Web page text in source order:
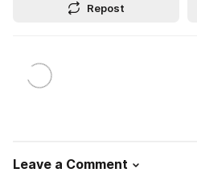
Repost
Leave a Comment